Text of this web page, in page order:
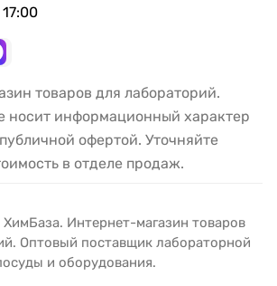
товаров для лабораторий.
носит информационный характер
офертой. Уточняйте
в отделе продаж.
Интернет-магазин товаров
Оптовый поставщик лабораторной
и оборудования.